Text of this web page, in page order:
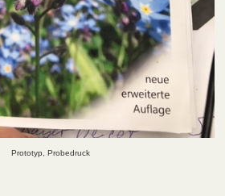
Prototyp, Probedruck